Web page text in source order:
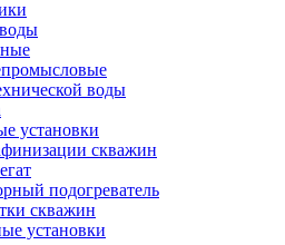
воды
установки
скважин
подогреватель
скважин
установки